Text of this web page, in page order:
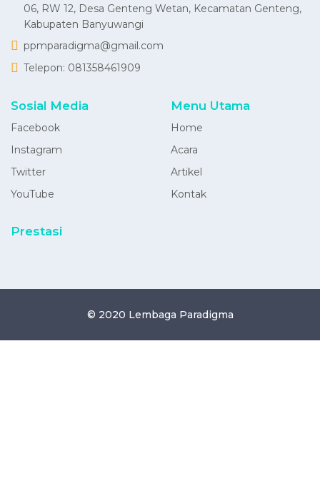
06, RW 12, Desa Genteng Wetan, Kecamatan Genteng,
Kabupaten Banyuwangi
ppmparadigma@gmail.com
Telepon: 081358461909
Sosial Media
Facebook
Instagram
Twitter
YouTube
Menu Utama
Home
Acara
Artikel
Kontak
Prestasi
© 2020 Lembaga Paradigma